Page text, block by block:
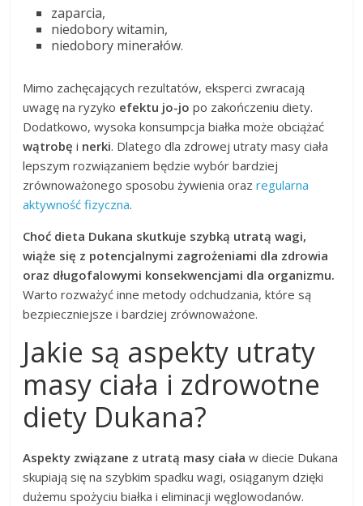
zaparcia,
niedobory witamin,
niedobory minerałów.
Mimo zachęcających rezultatów, eksperci zwracają
uwagę na ryzyko efektu jo-jo po zakończeniu diety.
Dodatkowo, wysoka konsumpcja białka może obciążać
wątrobę i nerki. Dlatego dla zdrowej utraty masy ciała
lepszym rozwiązaniem będzie wybór bardziej
zrównoważonego sposobu żywienia orazregularna
aktywność fizyczna.
Choć dieta Dukana skutkuje szybką utratą wagi,
wiąże się z potencjalnymi zagrożeniami dla zdrowia
oraz długofalowymi konsekwencjami dla organizmu.
Warto rozważyć inne metody odchudzania, które są
bezpieczniejsze i bardziej zrównoważone.
Jakie są aspekty utraty
masy ciała i zdrowotne
diety Dukana?
Aspekty związane z utratą masy ciała w diecie Dukana
skupiają się na szybkim spadku wagi, osiąganym dzięki
dużemu spożyciu białka i eliminacji węglowodanów.